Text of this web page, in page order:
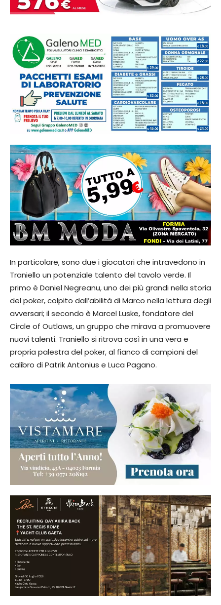
In particolare, sono due i giocatori che intravedono in
Traniello un potenziale talento del tavolo verde. Il
primo è Daniel Negreanu, uno dei più grandi nella storia
del poker, colpito dall’abilità di Marco nella lettura degli
avversari; il secondo è Marcel Luske, fondatore del
Circle of Outlaws, un gruppo che mirava a promuovere
nuovi talenti. Traniello si ritrova così in una vera e
propria palestra del poker, al fianco di campioni del
calibro di Patrik Antonius e Luca Pagano.